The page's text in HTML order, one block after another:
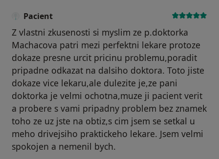
Pacient
Z vlastni zkusenosti si myslim ze p.doktorka
Machacova patri mezi perfektni lekare protoze
dokaze presne urcit pricinu problemu,poradit
pripadne odkazat na dalsiho doktora. Toto jiste
dokaze vice lekaru,ale dulezite je,ze pani
doktorka je velmi ochotna,muze ji pacient verit
a probere s vami pripadny problem bez znamek
toho ze uz jste na obtiz,s cim jsem se setkal u
meho drivejsiho praktickeho lekare. Jsem velmi
spokojen a nemenil bych.